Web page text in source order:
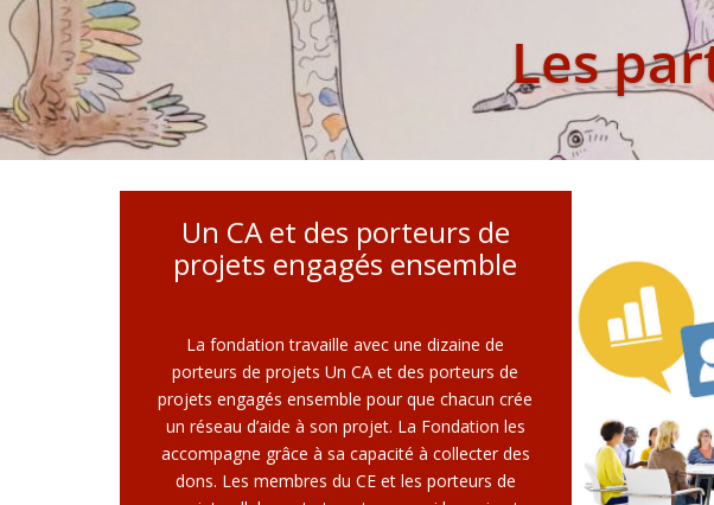
Les
Un CA et des porteurs de
projets engagés ensemble
La fondation travaille avec une dizaine de
porteurs de projets Un CA et des porteurs de
projets engagés ensemble pour que chacun crée
un réseau d’aide à son projet. La Fondation les
accompagne grâce à sa capacité à collecter des
dons. Les membres du CE et les porteurs de